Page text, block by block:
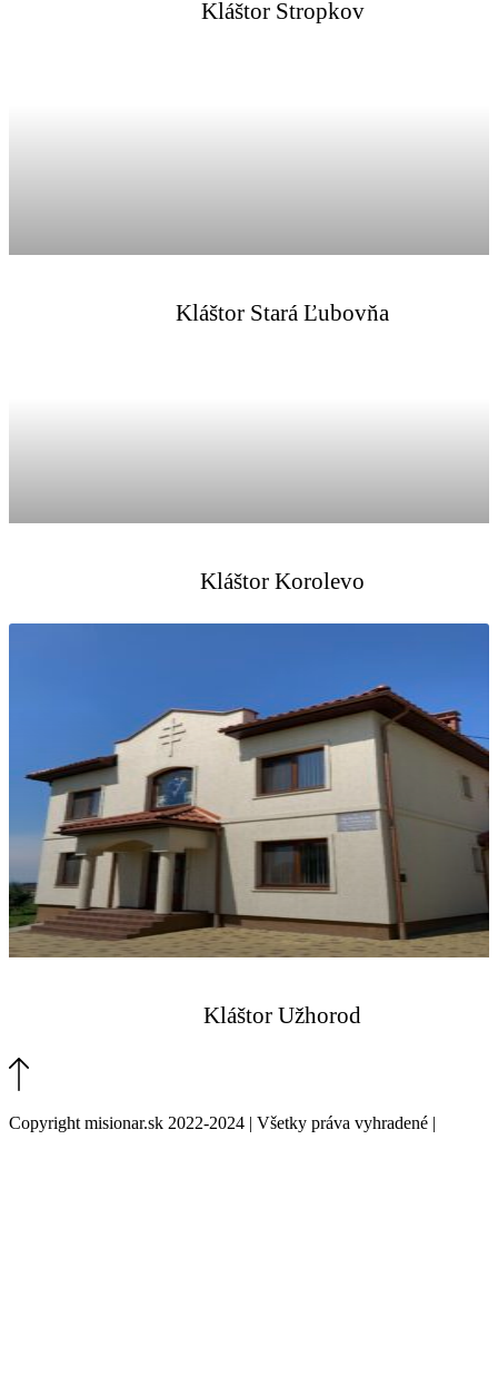
Kláštor Stropkov
Kláštor Stará Ľubovňa
Kláštor Korolevo
Kláštor Užhorod
Copyright misionar.sk 2022-2024 | Všetky práva vyhradené |